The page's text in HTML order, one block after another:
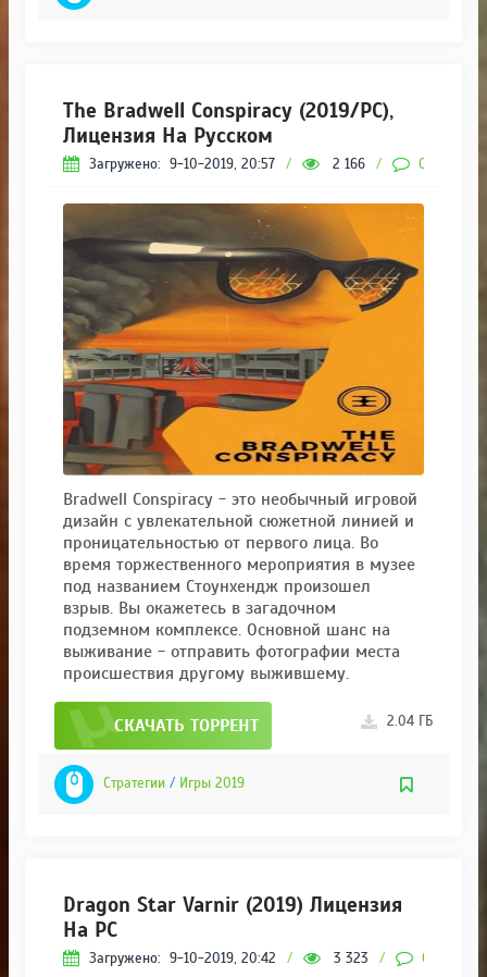
The Bradwell Conspiracy (2019/PC),
Лицензия На Русском
Загружено: 9-10-2019, 20:57 / 2 166 / 0
Bradwell Conspiracy - это необычный игровой
дизайн с увлекательной сюжетной линией и
проницательностью от первого лица. Во
время торжественного мероприятия в музее
под названием Стоунхендж произошел
взрыв. Вы окажетесь в загадочном
подземном комплексе. Основной шанс на
выживание - отправить фотографии места
происшествия другому выжившему.
СКАЧАТЬ ТОРРЕНТ 2.04 ГБ
Стратегии / Игры 2019
Dragon Star Varnir (2019) Лицензия
На PC
Загружено: 9-10-2019, 20:42 / 3 323 / 0